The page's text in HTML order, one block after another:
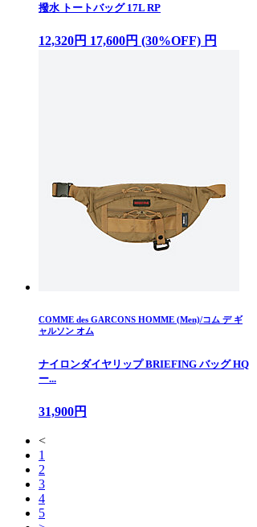
撥水 トートバッグ 17L RP
12,320円 17,600円 (30%OFF) 円
COMME des GARCONS HOMME (Men)/コム デ ギ
ャルソン オム
ナイロンダイヤリップ BRIEFING バッグ HQ
ー...
31,900円
<
1
2
3
4
5